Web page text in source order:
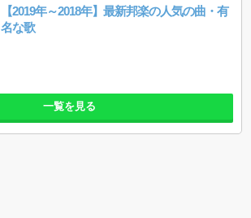
【2019年～2018年】最新邦楽の人気の曲・有
名な歌
一覧を見る